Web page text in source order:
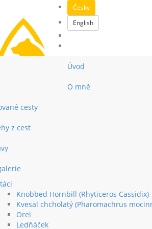
Česky
English
Úvod
O mně
cesty
z cest
Knobbed Hornbill (Rhyticeros Cassidix)
Kvesal chcholatý (Pharomachrus
Orel
Ledňáček